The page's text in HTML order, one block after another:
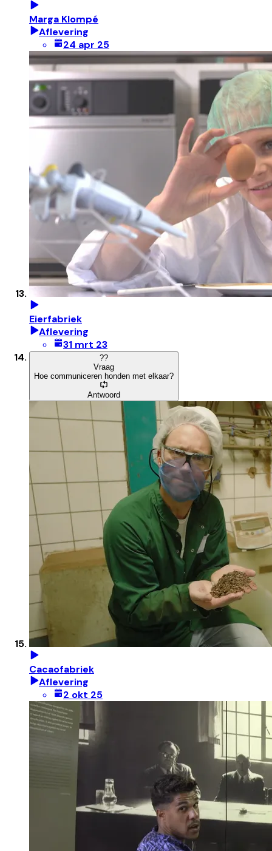
Marga Klompé
Aflevering
24 apr 25
Eierfabriek
Aflevering
31 mrt 23
??
Vraag
Hoe communiceren honden met elkaar?
Antwoord
Cacaofabriek
Aflevering
2 okt 25